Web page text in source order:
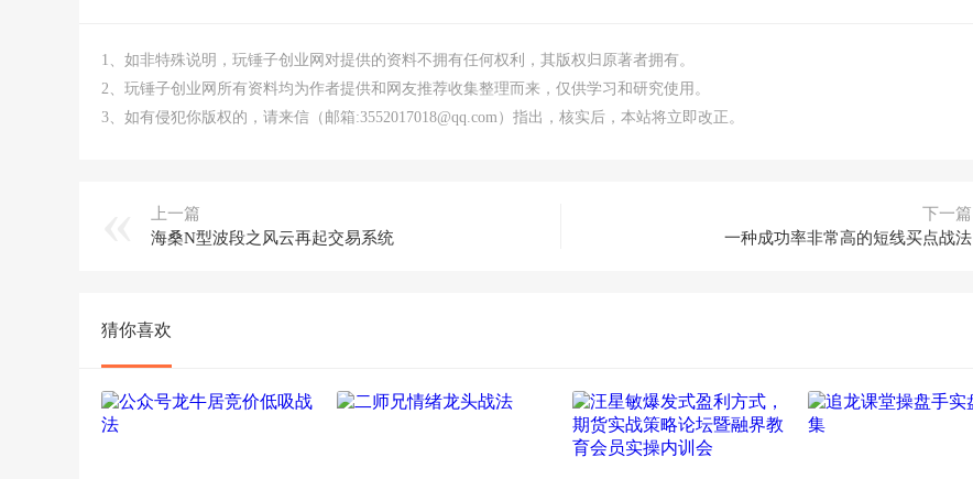
1、如非特殊说明，玩锤子创业网对提供的资料不拥有任何权利，其版权归原著者拥有。
2、玩锤子创业网所有资料均为作者提供和网友推荐收集整理而来，仅供学习和研究使用。
3、如有侵犯你版权的，请来信（邮箱:3552017018@qq.com）指出，核实后，本站将立即改正。
上一篇
海桑N型波段之风云再起交易系统
下一篇
一种成功率非常高的短线买点战法
猜你喜欢